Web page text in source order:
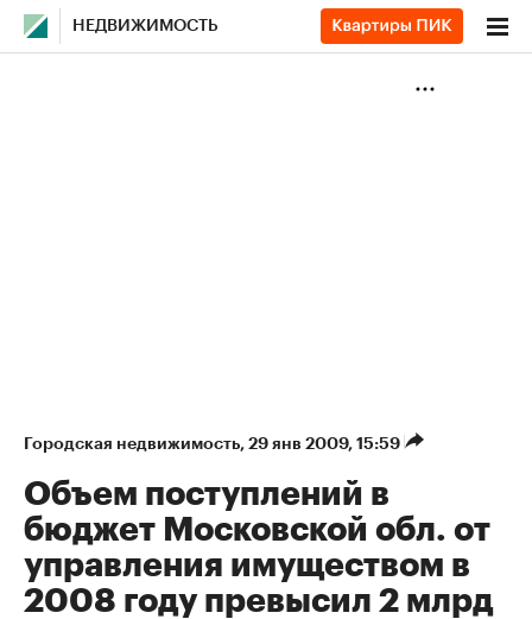
НЕДВИЖИМОСТЬ
Городская недвижимость⁠, 29 янв 2009, 15:59
Объем поступлений в
бюджет Московской обл. от
управления имуществом в
2008 году превысил 2 млрд